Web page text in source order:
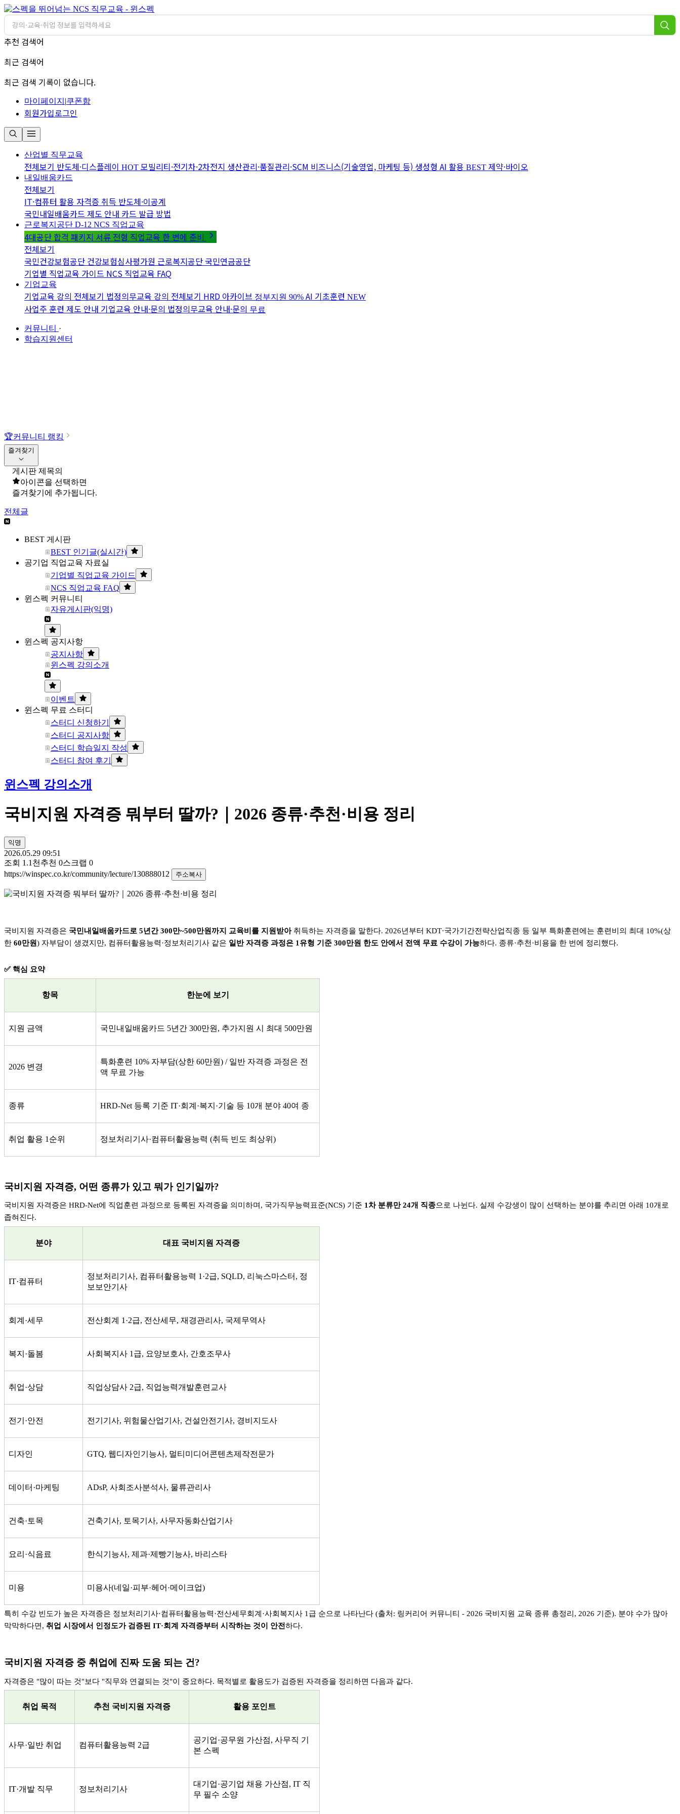
추천 검색어
최근 검색어
최근 검색 기록이 없습니다.
마이페이지 |쿠폰함
회원가입로그인
산업별 직무교육
전체보기 반도체·디스플레이 HOT 모빌리티·전기차·2차전지 생산관리·품질관리·SCM 비즈니스(기술영업, 마케팅 등) 생성형 AI 활용 BEST 제약·바이오
내일배움카드
전체보기
IT·컴퓨터 활용 자격증 취득 반도체·이공계
국민내일배움카드 제도 안내 카드 발급 방법
근로복지공단 D-12 NCS 직업교육
4대공단 합격 패키지 서류 전형 직업교육 한 번에 준비
전체보기
국민건강보험공단 건강보험심사평가원 근로복지공단 국민연금공단
기업별 직업교육 가이드 NCS 직업교육 FAQ
기업교육
기업교육 강의 전체보기 법정의무교육 강의 전체보기 HRD 아카이브 정부지원 90% AI 기초훈련 NEW
사업주 훈련 제도 안내 기업교육 안내·문의 법정의무교육 안내·문의 무료
커뮤니티 ·
학습지원센터
🏆커뮤니티 랭킹
즐겨찾기
게시판 제목의
아이콘을 선택하면
즐겨찾기에 추가됩니다.
전체글
BEST 게시판
BEST 인기글(실시간)
공기업 직업교육 자료실
기업별 직업교육 가이드
NCS 직업교육 FAQ
윈스펙 커뮤니티
자유게시판(익명)
윈스펙 공지사항
공지사항
윈스펙 강의소개
이벤트
윈스펙 무료 스터디
스터디 신청하기
스터디 공지사항
스터디 학습일지 작성
스터디 참여 후기
윈스펙 강의소개
국비지원 자격증 뭐부터 딸까?｜2026 종류·추천·비용 정리
익명
2026.05.29 09:51
조회 1.1천 추천 0스크랩 0
https://winspec.co.kr/community/lecture/130888012
주소복사
국비지원 자격증은 국민내일배움카드로 5년간300만~500만원까지 교육비를 지원받아취득하는 자격증을 말한다. 2026년부터 KDT·국가기간전략산업직종 등 일부 특화훈련에는 훈련비의 최대 10%(상
한 60만원) 자부담이 생겼지만, 컴퓨터활용능력·정보처리기사 같은 일반 자격증 과정은 1 유형 기준 300만원 한도 안에서 전액 무료 수강이 가능하다. 종류·추천 ·비용을 한 번에 정리했다.
✅ 핵심 요약
항목 한눈에 보기
지원 금액 국민내일배움카드 5년간 300만원 , 추가지원 시 최대 500만원
2026 변경
특화훈련 10% 자부담(상한 60만원) / 일반 자격증 과정은 전
액 무료 가능
종류 HRD-Net 등록 기준 IT·회계 ·복지 ·기술 등 10개 분야 40여 종
취업 활용 1 순위 정보처리기사·컴퓨터활용능력 (취득 빈도 최상위 )
국비지원 자격증, 어떤 종류가 있고 뭐가 인기일까?
국비지원 자격증은 HRD-Net에 직업훈련 과정으로 등록된 자격증을 의미하며 , 국가직무능력표준(NCS) 기준 1차 분류만24개 직종으로 나뉜다. 실제 수강생이 많이 선택하는 분야를 추리면 아래 10개로
좁혀진다.
분야 대표 국비지원 자격증
IT·컴퓨터
정보처리기사, 컴퓨터활용능력 1·2급, SQLD, 리눅스마스터 , 정
보보안기사
회계 ·세무 전산회계 1·2급, 전산세무, 재경관리사, 국제무역사
복지 ·돌봄 사회복지사 1 급, 요양보호사, 간호조무사
취업·상담 직업상담사 2급, 직업능력개발훈련교사
전기 ·안전 전기기사, 위험물산업기사, 건설안전기사, 경비지도사
디자인 GTQ, 웹디자인기능사, 멀티미디어콘텐츠제작전문가
데이터 ·마케팅 ADsP, 사회조사분석사, 물류관리사
건축· 토목 건축기사, 토목기사, 사무자동화산업기사
요리 ·식음료 한식기능사, 제과·제빵기능사, 바리스타
미용 미용사(네일·피부·헤어 ·메이크업)
특히 수강 빈도가 높은 자격증은 정보처리기사·컴퓨터활용능력·전산세무회계 ·사회복지사 1 급 순으로 나타난다 (출처 : 링커리어 커뮤니티 - 2026 국비지원 교육 종류 총정리 , 2026 기준). 분야 수가 많아
막막하다면 , 취업 시장에서 인정도가 검증된 IT·회계 자격증부터 시작하는 것이 안전하다.
국비지원 자격증 중 취업에 진짜 도움 되는 건?
자격증은 "많이 따는 것"보다 "직무와 연결되는 것"이 중요하다. 목적별로 활용도가 검증된 자격증을 정리하면 다음과 같다.
취업 목적 추천 국비지원 자격증 활용 포인트
사무·일반 취업 컴퓨터활용능력 2급
공기업·공무원 가산점, 사무직 기
본 스펙
IT·개발 직무 정보처리기사
대기업·공기업 채용 가산점, IT 직
무 필수 소양